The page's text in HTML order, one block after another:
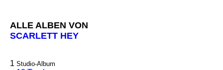
ALLE ALBEN VON
SCARLETT HEY
1 Studio-Album